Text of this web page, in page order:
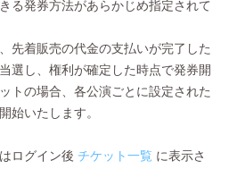
る発券方法があらかじめ指定されて
先着販売の代金の支払いが完了した
選し、権利が確定した時点で発券開
トの場合、各公演ごとに設定された
始いたします。
ログイン後 チケット一覧 に表示さ